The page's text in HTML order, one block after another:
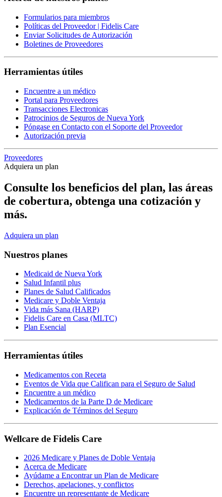
Formularios para miembros
Políticas del Proveedor | Fidelis Care
Enviar Solicitudes de Autorización
Boletines de Proveedores
Herramientas útiles
Encuentre a un médico
Portal para Proveedores
Transacciones Electronicas
Patrocinios de Seguros de Nueva York
Póngase en Contacto con el Soporte del Proveedor
Autorización previa
Proveedores
Adquiera un plan
Consulte los beneficios del plan, las áreas
de cobertura, obtenga una cotización y
más.
Adquiera un plan
Nuestros planes
Medicaid de Nueva York
Salud Infantil plus
Planes de Salud Calificados
Medicare y Doble Ventaja
Vida más Sana (HARP)
Fidelis Care en Casa (MLTC)
Plan Esencial
Herramientas útiles
Medicamentos con Receta
Eventos de Vida que Califican para el Seguro de Salud
Encuentre a un médico
Medicamentos de la Parte D de Medicare
Explicación de Términos del Seguro
Wellcare de Fidelis Care
2026 Medicare y Planes de Doble Ventaja
Acerca de Medicare
Ayúdame a Encontrar un Plan de Medicare
Derechos, apelaciones, y conflictos
Encuentre un representante de Medicare